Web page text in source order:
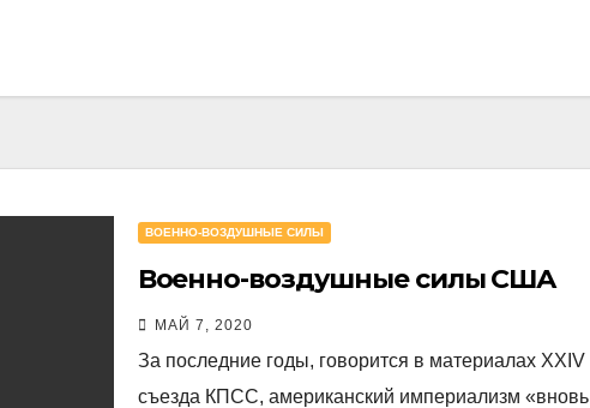
ВОЕННО-ВОЗДУШНЫЕ СИЛЫ
Военно-воздушные силы США
МАЙ 7, 2020
За последние годы, говорится в материалах XXIV
съезда КПСС, американский империализм «вновь